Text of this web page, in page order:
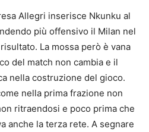
Allegri inserisce Nkunku al
più offensivo il Milan nel
La mossa però è vana
del match non cambia e il
nella costruzione del gioco.
nella prima frazione non
ritraendosi e poco prima che
anche la terza rete. A segnare